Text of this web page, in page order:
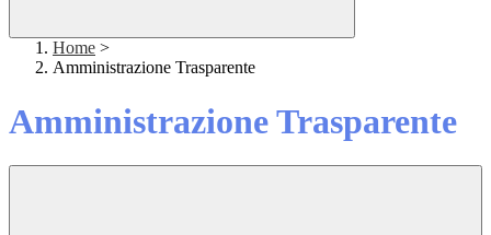
Home >
Amministrazione Trasparente
Amministrazione Trasparente